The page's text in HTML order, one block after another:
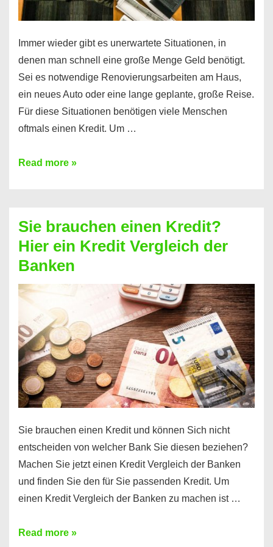
Immer wieder gibt es unerwartete Situationen, in
denen man schnell eine große Menge Geld benötigt.
Sei es notwendige Renovierungsarbeiten am Haus,
ein neues Auto oder eine lange geplante, große Reise.
Für diese Situationen benötigen viele Menschen
oftmals einen Kredit. Um …
Brauchen
Summe
Geld?
Hier
einen
10000
Euro
Kredit
finden
Read more »
Sie brauchen einen Kredit?
Hier ein Kredit Vergleich der
Banken
Sie brauchen einen Kredit und können Sich nicht
entscheiden von welcher Bank Sie diesen beziehen?
Machen Sie jetzt einen Kredit Vergleich der Banken
und finden Sie den für Sie passenden Kredit. Um
einen Kredit Vergleich der Banken zu machen ist …
Sie
Read more »